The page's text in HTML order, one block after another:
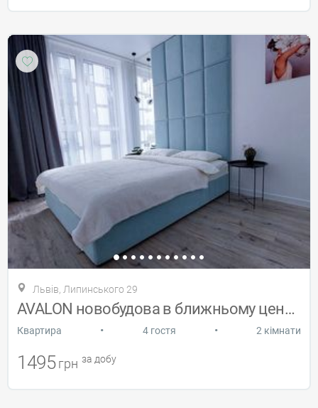
Львів, Липинського 29
AVALON новобудова в ближньому центрі
Квартира • 4 гостя • 2 кімнати
1495 грн за добу